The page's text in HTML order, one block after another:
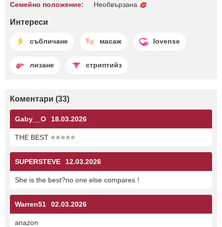
Семейно положение: Необвързана
Интереси
събличане масаж lovense
лизане стриптийз
Коментари (33)
Gaby__O 18.03.2026
THE BEST ⭐⭐⭐⭐⭐
SUPERSTEVE 12.03.2026
She is the best?no one else compares !
Warren51 02.03.2026
anazon